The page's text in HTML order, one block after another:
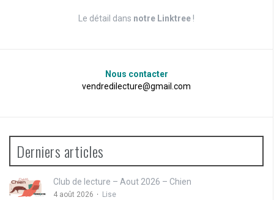
Le détail dans notre Linktree !
Nous contacter
vendredilecture@gmail.com
Derniers articles
Club de lecture – Aout 2026 – Chien
4 août 2026 Lise